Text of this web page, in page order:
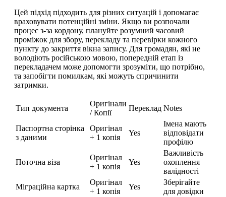
Цей підхід підходить для різних ситуацій і допомагає
враховувати потенційні зміни. Якщо ви розпочали
процес з-за кордону, плануйте розумний часовий
проміжок для збору, перекладу та перевірки кожного
пункту до закриття вікна запису. Для громадян, які не
володіють російською мовою, попередній етап із
перекладачем може допомогти зрозуміти, що потрібно,
та запобігти помилкам, які можуть спричинити
затримки.
Тип документа
Оригінали
/ Копії
Переклад Notes
Паспортна сторінка
з даними
Оригінал
+ 1 копія
Yes
Імена мають
відповідати
профілю
Поточна віза
Оригінал
+ 1 копія
Yes
Важливість
охоплення
валідності
Міграційна картка
Оригінал
+ 1 копія
Yes
Зберігайте
для довідки